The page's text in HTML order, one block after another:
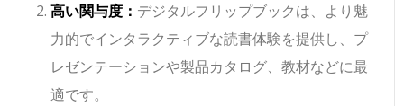
高い関与度： デジタルフリップブックは、より魅
力的でインタラクティブな読書体験を提供し、プ
レゼンテーションや製品カタログ、教材などに最
適です。